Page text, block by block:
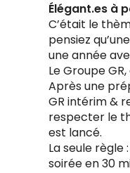
Élégant.es à
C’était le
pensiez
une année
Le Groupe
Après une
GR intérim &
respecter le
est lancé.
La seule
soirée en 30